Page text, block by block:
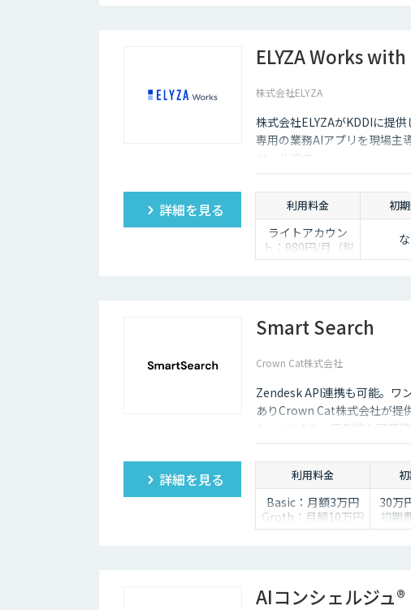
ELYZA Works with
株式会社ELYZA
株式会社ELYZAがKDDIに提
専用の業務AIアプリを現場主
ツールです。
詳細を見る 利用料金 初
ライトアカウン
ト：980円/月（税
抜き）
プレミアムアカウ
ント：4,980円/月
※最低アカウント
Smart Search
Crown Cat株式会社
Zendesk API連携も可能。ワ
ありCrown Cat株式会社が提
たragにより、圧倒的な回答
悪い時は管理画面から簡単
度な特徴があります。
詳細を見る 利用料金
Basic：月額3万円
Groth：月額10万円
Enterprise：月額20
額 ３０日間限定
30万
初期
ャン
AIコンシェルジュ®